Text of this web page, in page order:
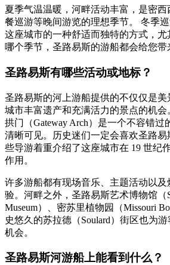
夏季气温温暖，河畔活动丰富，是密
餐巡游等晚间游览的理想季节。 冬季
这座城市的一种舒适而独特的方式，
哪个季节，圣路易斯的游船都会给您带
圣路易斯有哪些活动或地标？
圣路易斯的河上游船提供的不仅仅是
城市丰富遗产和充满活力的景点的机
拱门（Gateway Arch）是一个不容错过
清晰可见。历史迷们一定会喜欢圣路
些导游着重介绍了这座城市在 19 世纪
作用。
许多游船都有现场音乐、主题活动以
验。河畔之外，圣路易斯艺术博物馆（
Museum）、密苏里植物园（Missouri
史悠久的苏拉德（Soulard）街区也为
机会。
圣路易斯河游船上能看到什么？